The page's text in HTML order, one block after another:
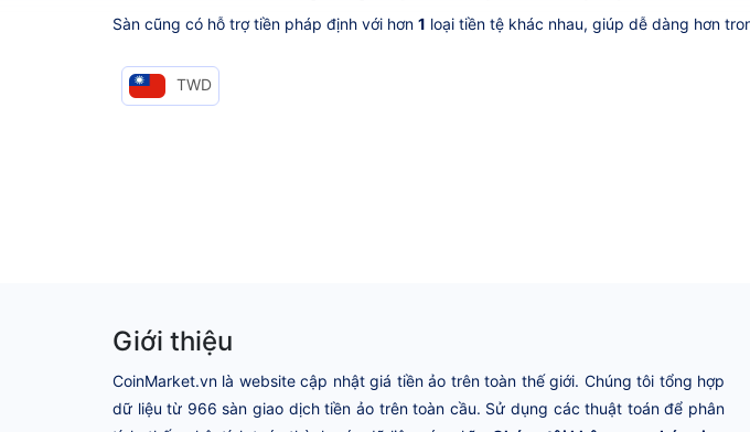
Sàn cũng có hỗ trợ tiền pháp định với hơn 1 loại tiền tệ khác nhau, giúp dễ dàng hơn
TWD
Giới thiệu
CoinMarket.vn là website cập nhật giá tiền ảo trên toàn thế giới. Chúng tôi tổng hợp
dữ liệu từ 966 sàn giao dịch tiền ảo trên toàn cầu. Sử dụng các thuật toán để phân